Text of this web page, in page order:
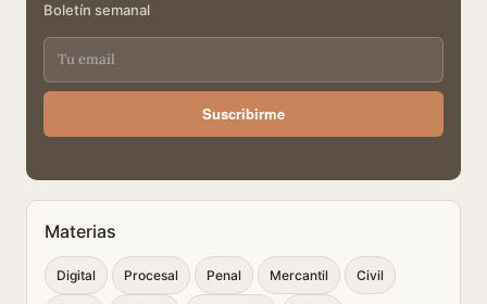
Boletín semanal
Suscribirme
Materias
Digital Procesal Penal Mercantil Civil